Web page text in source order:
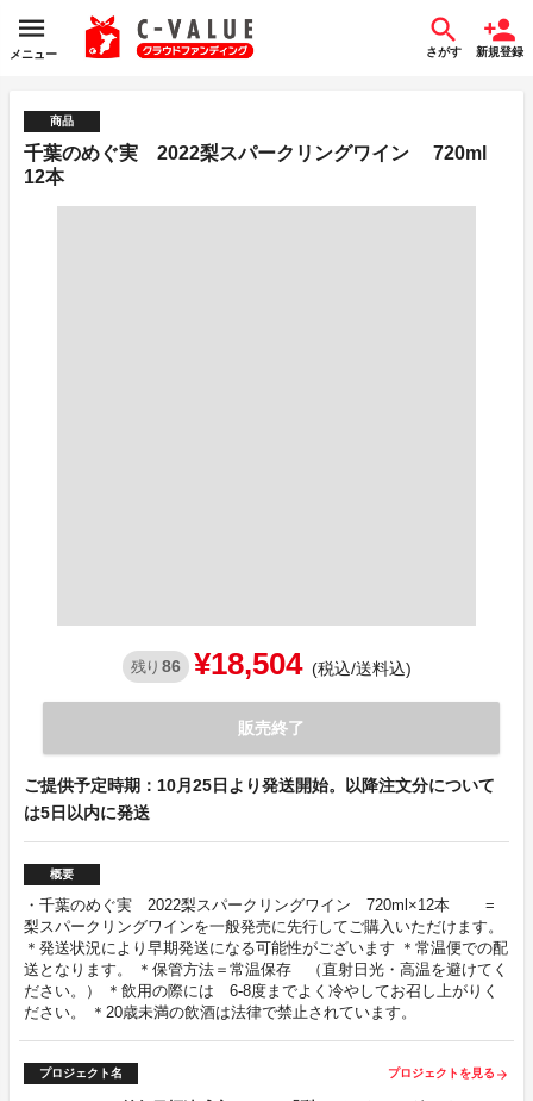
メニュー さがす 新規登録
商品
千葉のめぐ実 2022梨スパークリングワイン 720ml
12本
残り 86 ¥18,504 (税込/送料込)
販売終了
ご提供予定時期：10月25日より発送開始。以降注文分について
は5日以内に発送
概要
・千葉のめぐ実 2022梨スパークリングワイン 720ml×12本 =
梨スパークリングワインを一般発売に先行してご購入いただけます。
＊発送状況により早期発送になる可能性がございます ＊常温便での配
送となります。 ＊保管方法＝常温保存 （直射日光・高温を避けてく
ださい。） ＊飲用の際には 6-8度までよく冷やしてお召し上がりく
ださい。 ＊20歳未満の飲酒は法律で禁止されています。
プロジェクト名 プロジェクトを見る arrow_forward